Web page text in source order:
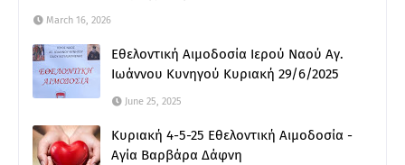
March 16, 2026
Εθελοντική Αιμοδοσία Ιερού Ναού Αγ.
Ιωάννου Κυνηγού Κυριακή 29/6/2025
June 25, 2025
Κυριακή 4-5-25 Εθελοντική Αιμοδοσία -
Αγία Βαρβάρα Δάφνη